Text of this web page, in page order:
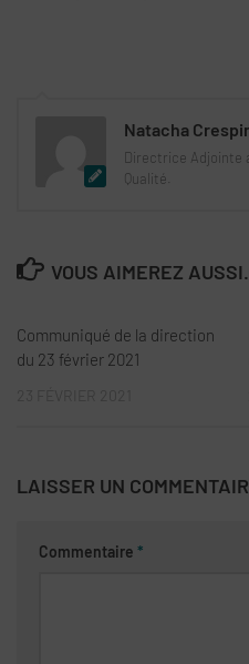
Natacha
Directrice Adjointe
Qualité.
VOUS AIMEREZ
Communiqué de la direction
du 23 février 2021
LAISSER UN
Commentaire *